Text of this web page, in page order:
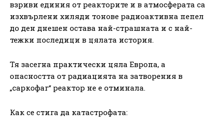
взриви единия от реакторите и в атмосферата са
изхвърлени хиляди тонове радиоактивна пепел
до ден днешен остава най-страшната и с най-
тежки последици в цялата история.
Тя засегна практически цяла Европа, а
опасността от радиацията на затворения в
„саркофаг“ реактор не е отминала.
Как се стига да катастрофата: